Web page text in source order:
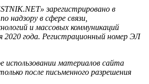
зарегистрировано в
надзору в сфере связи,
и массовых коммуникаций
2020 года. Регистрационный номер ЭЛ
использовании материалов сайта
после письменного разрешения